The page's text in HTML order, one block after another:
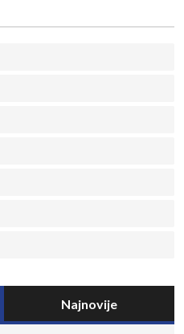
Najnovije